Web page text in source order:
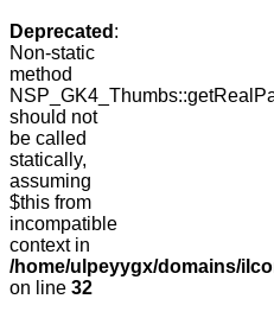
Deprecated :
Non-static
method
should not
be called
statically,
assuming
$this from
incompatible
context in
/home/ulpeyygx/domains/
on line 32